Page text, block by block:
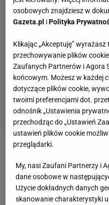
- Prowadziliśmy do
dla nas kibice, to oni
osobowych znajdziesz w
Gazeta.pl iPolityka
Klikając „Akceptuję”
przechowywanie plików
Zaufanych Partnerów i Agora
końcowym. Możesz w każdej
dotyczące plików cookie,
twoimi preferencjami dot.
odnośnik „Ustawienia
przechodząc do „Ustawień
ustawień plików cookie
przeglądarki.
My, nasi Zaufani Partnerzy i
dane osobowe w
Użycie dokładnych danych
skanowanie charakterystyki